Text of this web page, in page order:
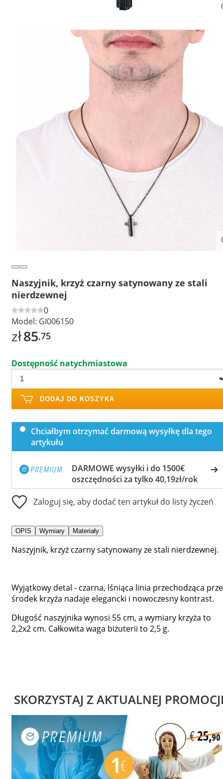
Naszyjnik, krzyż czarny satynowany ze stali
nierdzewnej
0
Model: GI006150
zł85,75
Dostępność natychmiastowa
DODAJ DO KOSZYKA
Chciałbym otrzymać darmową wysyłkę dla tego
artykułu
DARMOWE wysyłki i do 1500€
oszczędności za tylko 40,19zł/rok
Zaloguj się, aby dodać ten artykuł do listy życzeń
OPIS Wymiary Materiały
Naszyjnik, krzyż czarny satynowany ze stali nierdzewnej.
Wyjątkowy detal - czarna, lśniąca linia przechodząca
środek krzyża nadaje elegancki i nowoczesny kontrast.
Długość naszyjnika wynosi 55 cm, a wymiary krzyża to
2,2x2 cm. Całkowita waga biżuterii to 2,5 g.
SKORZYSTAJ Z AKTUALNEJ